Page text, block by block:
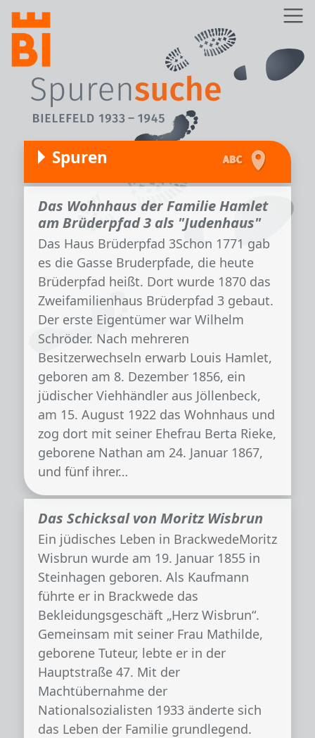
Direkt zum Inhalt
Spuren
Das Wohnhaus der Familie Hamlet
am Brüderpfad 3 als "Judenhaus"
Das Haus Brüderpfad 3Schon 1771 gab
es die Gasse Bruderpfade, die heute
Brüderpfad heißt. Dort wurde 1870 das
Zweifamilienhaus Brüderpfad 3 gebaut.
Der erste Eigentümer war Wilhelm
Schröder. Nach mehreren
Besitzerwechseln erwarb Louis Hamlet,
geboren am 8. Dezember 1856, ein
jüdischer Viehhändler aus Jöllenbeck,
am 15. August 1922 das Wohnhaus und
zog dort mit seiner Ehefrau Berta Rieke,
geborene Nathan am 24. Januar 1867,
und fünf ihrer…
Das Schicksal von Moritz Wisbrun
Ein jüdisches Leben in BrackwedeMoritz
Wisbrun wurde am 19. Januar 1855 in
Steinhagen geboren. Als Kaufmann
führte er in Brackwede das
Bekleidungsgeschäft „Herz Wisbrun“.
Gemeinsam mit seiner Frau Mathilde,
geborene Tuteur, lebte er in der
Hauptstraße 47. Mit der
Machtübernahme der
Nationalsozialisten 1933 änderte sich
das Leben der Familie grundlegend.